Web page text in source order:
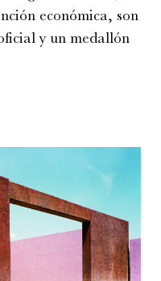
económica, son
y un medallón